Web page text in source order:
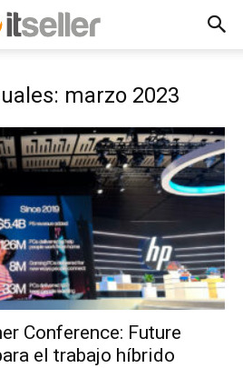
marzo 2023
Conference: Future
el trabajo híbrido